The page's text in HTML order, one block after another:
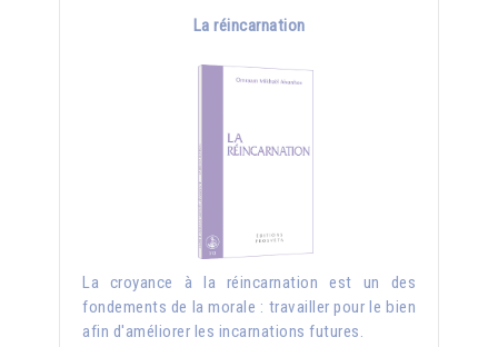
La réincarnation
La croyance à la réincarnation est un des
fondements de la morale : travailler pour le bien
afin d'améliorer les incarnations futures.